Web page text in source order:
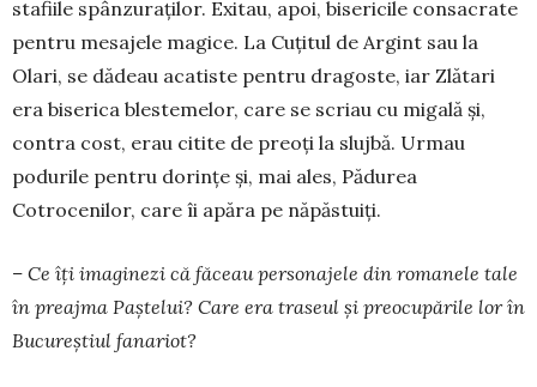
stafiile spânzuraților. Exitau, apoi, bisericile consacrate
pentru mesajele magice. La Cuțitul de Argint sau la
Olari, se dădeau acatiste pentru dragoste, iar Zlătari
era biserica blestemelor, care se scriau cu migală și,
contra cost, erau citite de preoți la slujbă. Urmau
podurile pentru dorințe și, mai ales, Pădurea
Cotrocenilor, care îi apăra pe năpăstuiți.
– Ce îți imaginezi că făceau personajele din romanele tale
în preajma Paștelui? Care era traseul și preocupările lor în
Bucureștiul fanariot?